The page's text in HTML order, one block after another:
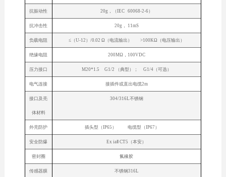
抗振动性 20g，（IEC 60068-2-6）
抗冲击性 20g， 11mS
负载电阻 ≤（U-12）/0.02 Ω（电流输出） >100KΩ（电压输出）
绝缘电阻 200MΩ，100VDC
压力接口 M20*1.5 G1/2 （典型）； G1/4（可选）
电气连接 接插件或直出电缆2m
接口及壳
体材料
304/316L不锈钢
外壳防护 插头型（IP65） 电缆型（IP67）
安全防爆 Ex iaⅡ CT5（本安）
密封圈 氟橡胶
传感器膜 不锈钢316L